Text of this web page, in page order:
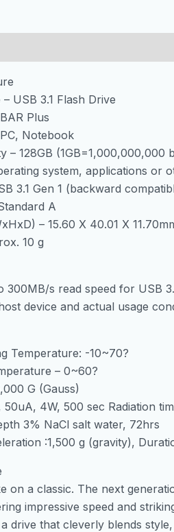
USB 3.1 Flash Drive
Plus
Notebook
– 128GB
system, applications or
3.1 Gen 1 (backward
A
– 15.60 X 40.01 X
10 g
300MB/s read speed for USB
device and actual usage
Temperature: -10~70?
– 0~60?
G (Gauss)
50uA, 4W, 500 sec Radiation
3% NaCl salt water, 72hrs
:1,500 g (gravity),
on a classic. The next
impressive speed and
drive that cleverly blends